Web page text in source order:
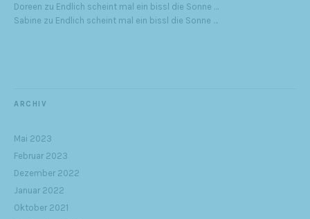
Doreen zu Endlich scheint mal ein bissl die Sonne …
Sabine zu Endlich scheint mal ein bissl die Sonne …
ARCHIV
Mai 2023
Februar 2023
Dezember 2022
Januar 2022
Oktober 2021